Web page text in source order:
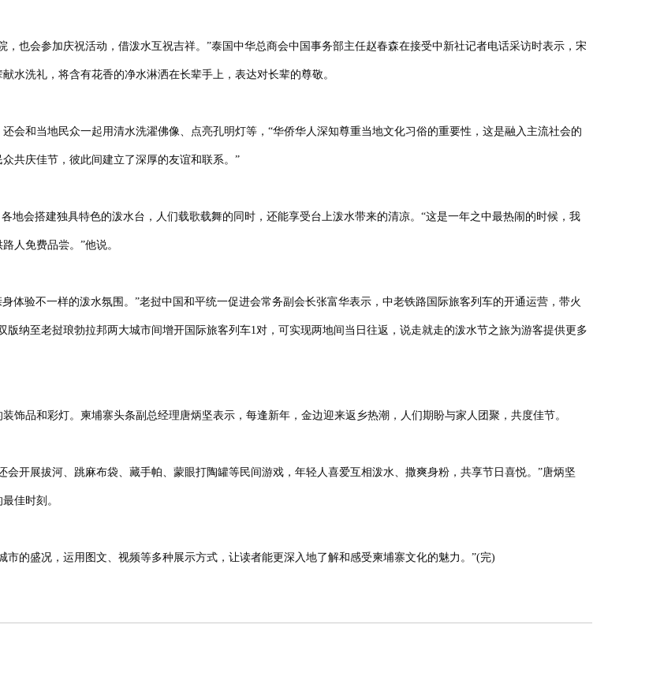
也会参加庆祝活动，借泼水互祝吉祥。”泰国中华总商会中国事务部主任赵春森在接受中新社记者电话采访时表示，宋
水洗礼，将含有花香的净水淋洒在长辈手上，表达对长辈的尊敬。
会和当地民众一起用清水洗濯佛像、点亮孔明灯等，“华侨华人深知尊重当地文化习俗的重要性，这是融入主流社会的
共庆佳节，彼此间建立了深厚的友谊和联系。”
地会搭建独具特色的泼水台，人们载歌载舞的同时，还能享受台上泼水带来的清凉。“这是一年之中最热闹的时候，我
人免费品尝。”他说。
体验不一样的泼水氛围。”老挝中国和平统一促进会常务副会长张富华表示，中老铁路国际旅客列车的开通运营，带火
纳至老挝琅勃拉邦两大城市间增开国际旅客列车1对，可实现两地间当日往返，说走就走的泼水节之旅为游客提供更多
饰品和彩灯。柬埔寨头条副总经理唐炳坚表示，每逢新年，金边迎来返乡热潮，人们期盼与家人团聚，共度佳节。
开展拔河、跳麻布袋、藏手帕、蒙眼打陶罐等民间游戏，年轻人喜爱互相泼水、撒爽身粉，共享节日喜悦。”唐炳坚
佳时刻。
的盛况，运用图文、视频等多种展示方式，让读者能更深入地了解和感受柬埔寨文化的魅力。”(完)